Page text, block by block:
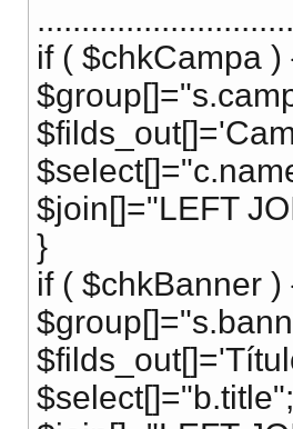
if ( $chkCampa )
$join[]="LEFT
}
if ( $chkBanner )
$select[]="b.title";